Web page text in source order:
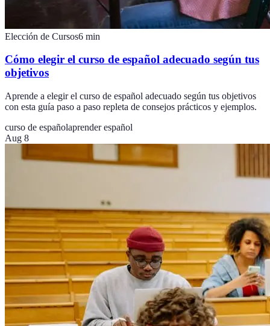
Elección de Cursos6 min
Cómo elegir el curso de español adecuado según tus
objetivos
Aprende a elegir el curso de español adecuado según tus objetivos
con esta guía paso a paso repleta de consejos prácticos y ejemplos.
curso de españolaprender español
Aug 8